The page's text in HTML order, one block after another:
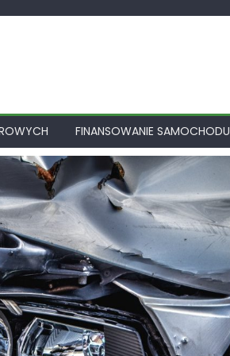
FINANSOWANIE SAMOCHODU